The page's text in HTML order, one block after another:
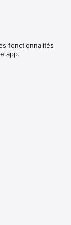
fonctionnalités
app.